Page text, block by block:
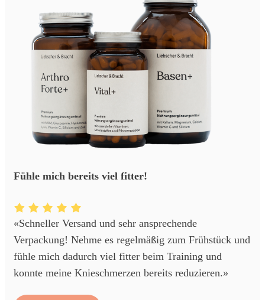
Fühle mich bereits viel fitter!
«Schneller Versand und sehr ansprechende
Verpackung! Nehme es regelmäßig zum Frühstück und
fühle mich dadurch viel fitter beim Training und
konnte meine Knieschmerzen bereits reduzieren.»